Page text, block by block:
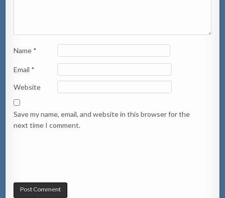
Name *
Email *
Website
Save my name, email, and website in this browser for the
next time I comment.